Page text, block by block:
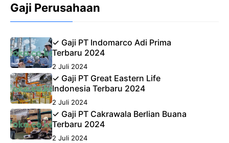
Gaji Perusahaan
✓ Gaji PT Indomarco Adi Prima
Terbaru 2024
2 Juli 2024
✓ Gaji PT Great Eastern Life
Indonesia Terbaru 2024
2 Juli 2024
✓ Gaji PT Cakrawala Berlian Buana
Terbaru 2024
2 Juli 2024